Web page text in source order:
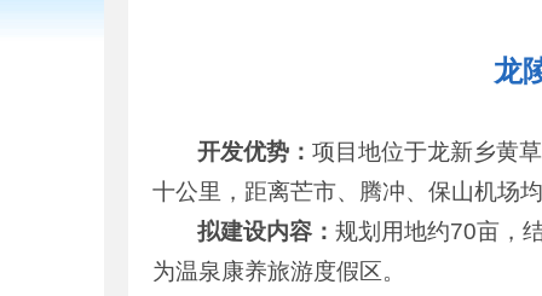
龙
开发优势：项目地位于龙新乡黄
十公里，距离芒市、腾冲、保山机场
拟建设内容：规划用地约70亩，
为温泉康养旅游度假区。